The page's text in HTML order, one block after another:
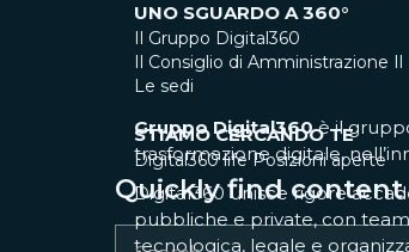
UNO SGUARDO A 360°
Il Gruppo Digital360
Il Consiglio di Amministrazione Il
Le sedi
STIAMO CERCANDO TE
Digital360 life Posizioni aperte
Quickly find
Gruppo Digital360è il
trasformazione digitale,
Digital360 unisce rigore
pubbliche e private, con
tecnologica, legale e